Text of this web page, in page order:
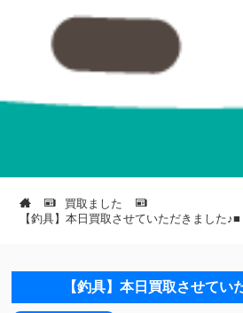
買取ました
【釣具】本日買取させていただきました♪■
【釣具】本日買取させてい